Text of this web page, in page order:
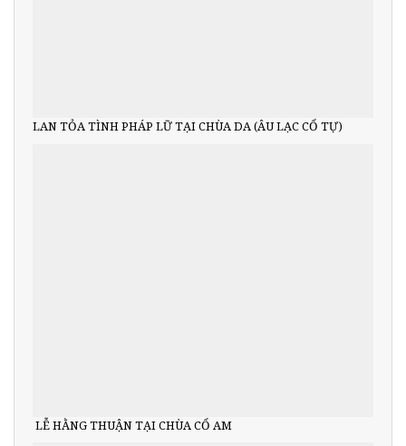
LAN TỎA TÌNH PHÁP LỮ TẠI CHÙA DA (ÂU LẠC CỔ TỰ)
LỄ HẰNG THUẬN TẠI CHÙA CỔ AM